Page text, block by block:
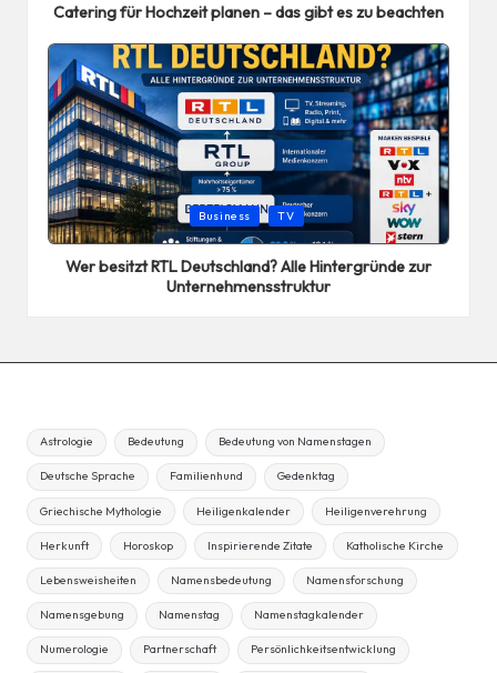
Catering für Hochzeit planen – das gibt es zu beachten
Posted
in
Business TV
Wer besitzt RTL Deutschland? Alle Hintergründe zur
Unternehmensstruktur
Astrologie Bedeutung Bedeutung von Namenstagen
Deutsche Sprache Familienhund Gedenktag
Griechische Mythologie Heiligenkalender Heiligenverehrung
Herkunft Horoskop Inspirierende Zitate Katholische Kirche
Lebensweisheiten Namensbedeutung Namensforschung
Namensgebung Namenstag Namenstagkalender
Numerologie Partnerschaft Persönlichkeitsentwicklung